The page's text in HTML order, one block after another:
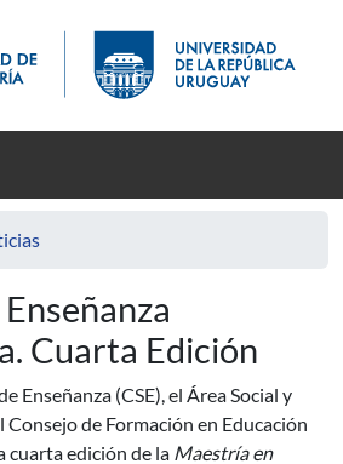
Cuarta Edición
Enseñanza (CSE), el Área Social y
de Formación en Educación
cuarta edición de la Maestría en